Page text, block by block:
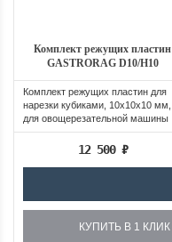
Комплект режущих пластин
GASTRORAG D10/H10
Комплект режущих пластин для
нарезки кубиками, 10х10х10 мм,
для овощерезательной машины
HLC-300,
12 500 ₽
КУПИТЬ В 1 КЛИК